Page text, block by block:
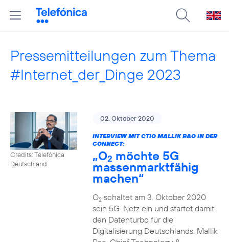
Pressemitteilungen zum Thema
#Internet_der_Dinge 2023
Credits: Telefónica
Deutschland
02. Oktober 2020
INTERVIEW MIT CTIO MALLIK RAO IN DER
CONNECT:
„O2 möchte 5G
massenmarktfähig
machen“
O2schaltet am 3. Oktober 2020
sein 5G-Netz ein und startet damit
den Datenturbo für die
Digitalisierung Deutschlands. Mallik